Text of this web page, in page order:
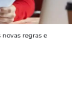
regras e